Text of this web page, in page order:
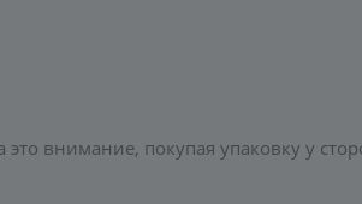
внимание, покупая упаковку у